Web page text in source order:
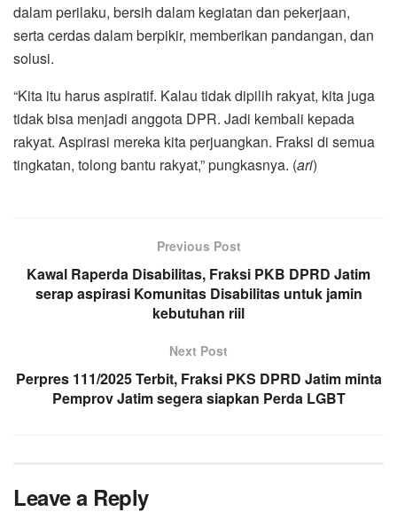
dalam perilaku, bersih dalam kegiatan dan pekerjaan,
serta cerdas dalam berpikir, memberikan pandangan, dan
solusi.
“Kita itu harus aspiratif. Kalau tidak dipilih rakyat, kita juga
tidak bisa menjadi anggota DPR. Jadi kembali kepada
rakyat. Aspirasi mereka kita perjuangkan. Fraksi di semua
tingkatan, tolong bantu rakyat,” pungkasnya. (ari)
Previous Post
Kawal Raperda Disabilitas, Fraksi PKB DPRD Jatim
serap aspirasi Komunitas Disabilitas untuk jamin
kebutuhan riil
Next Post
Perpres 111/2025 Terbit, Fraksi PKS DPRD Jatim minta
Pemprov Jatim segera siapkan Perda LGBT
Leave a Reply